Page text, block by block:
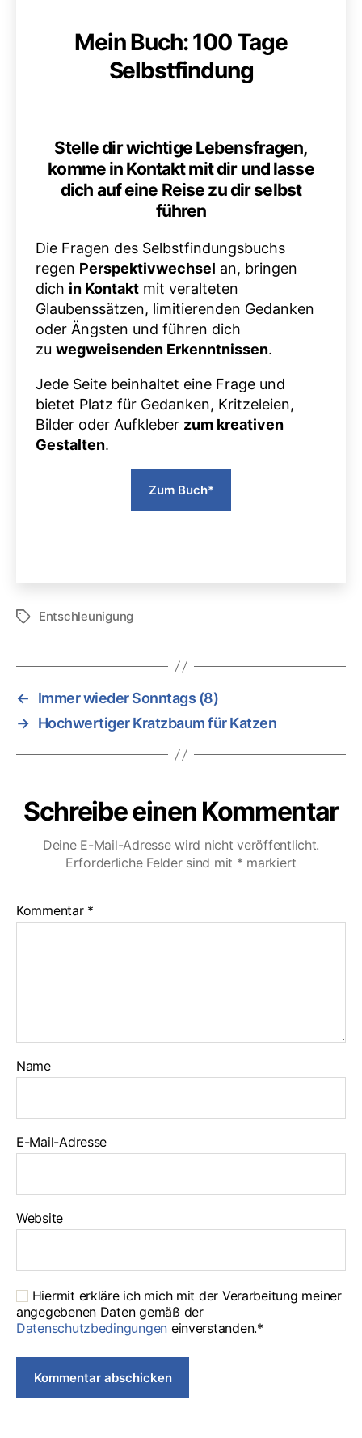
Mein Buch: 100 Tage
Selbstfindung
Stelle dir wichtige Lebensfragen,
komme in Kontakt mit dir und lasse
dich auf eine Reise zu dir selbst
führen
Die Fragen des Selbstfindungsbuchs
regen Perspektivwechsel an, bringen
dich in Kontakt mit veralteten
Glaubenssätzen, limitierenden Gedanken
oder Ängsten und führen dich
zu wegweisenden Erkenntnissen.
Jede Seite beinhaltet eine Frage und
bietet Platz für Gedanken, Kritzeleien,
Bilder oder Aufkleber zum kreativen
Gestalten.
Zum Buch*
Schlagwörter
Entschleunigung
←
Immer wieder Sonntags (8)
→ Hochwertiger Kratzbaum für Katzen
Schreibe einen Kommentar
Deine E-Mail-Adresse wird nicht veröffentlicht.
Erforderliche Felder sind mit * markiert
Kommentar *
Name
E-Mail-Adresse
Website
Hiermit erkläre ich mich mit der Verarbeitung meiner
angegebenen Daten gemäß der
Datenschutzbedingungen einverstanden.*